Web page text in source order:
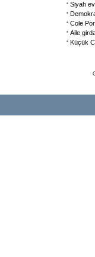
Siyah
Cole
Aile
Küçük